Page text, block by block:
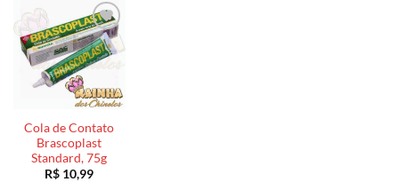
Cola de Contato
Brascoplast
Standard, 75g
R$ 10,99